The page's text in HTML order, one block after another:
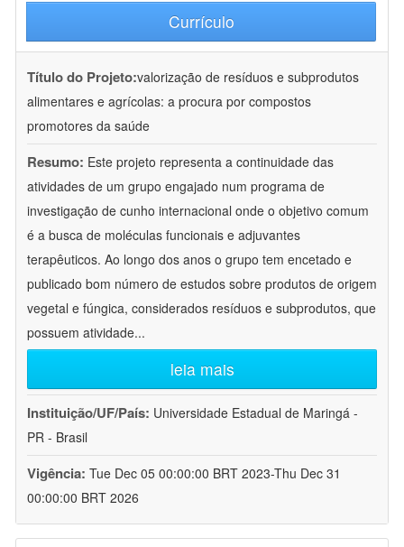
Currículo
Título do Projeto:valorização de resíduos e subprodutos
alimentares e agrícolas: a procura por compostos
promotores da saúde
Resumo: Este projeto representa a continuidade das
atividades de um grupo engajado num programa de
investigação de cunho internacional onde o objetivo comum
é a busca de moléculas funcionais e adjuvantes
terapêuticos. Ao longo dos anos o grupo tem encetado e
publicado bom número de estudos sobre produtos de origem
vegetal e fúngica, considerados resíduos e subprodutos, que
possuem atividade...
leia mais
Instituição/UF/País: Universidade Estadual de Maringá -
PR - Brasil
Vigência: Tue Dec 05 00:00:00 BRT 2023-Thu Dec 31
00:00:00 BRT 2026